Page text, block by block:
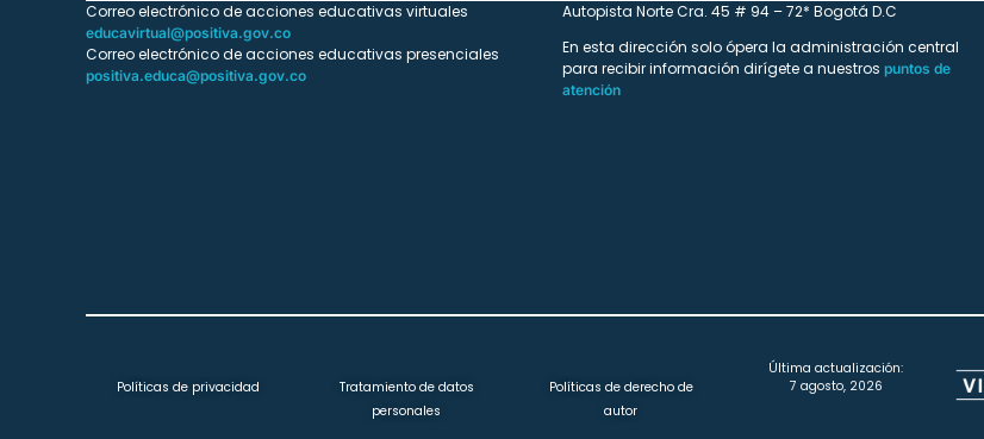
Correo electrónico de acciones educativas virtuales
educavirtual@positiva.gov.co
Correo electrónico de acciones educativas presenciales
positiva.educa@positiva.gov.co
Autopista Norte Cra. 45 # 94 – 72* Bogotá D.C
En esta dirección solo ópera la administración central
para recibir información dirígete a nuestros puntos de
atención
Políticas de privacidad
Tratamiento de datos
personales
Políticas de derecho de
autor
Última actualización:
7 agosto, 2026